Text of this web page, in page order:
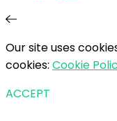
Our site uses
cookies: Cookie
ACCEPT